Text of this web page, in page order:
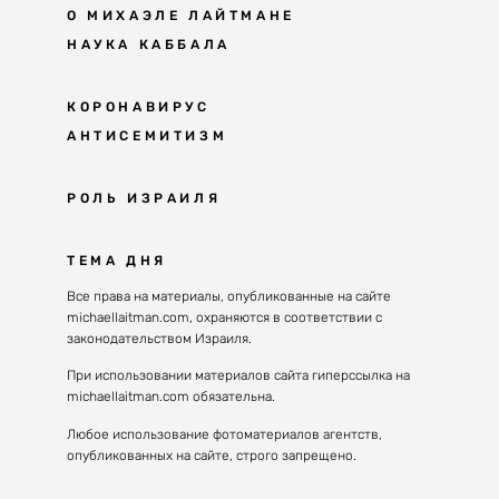
О МИХАЭЛЕ ЛАЙТМАНЕ
НАУКА КАББАЛА
Мудрость каббалы
Каббала сегодня
Великие каббалисты
Духовные состояния
Конгрессы каббалы
Каббалистическая музыка
Духовные состояния
КОРОНАВИРУС
АНТИСЕМИТИЗМ
Антисемитизм в современном мире
Решение
РОЛЬ ИЗРАИЛЯ
Почему евреи
Израиль сегодня
Избраны служить миру
ТЕМА ДНЯ
Все права на материалы, опубликованные на сайте
michaellaitman.com, охраняются в соответствии с
законодательством Израиля.
При использовании материалов сайта гиперссылка на
michaellaitman.com обязательна.
Любое использование фотоматериалов агентств,
опубликованных на сайте, строго запрещено.